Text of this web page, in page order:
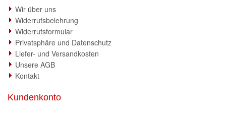
Wir über uns
Widerrufsbelehrung
Widerrufsformular
Privatsphäre und Datenschutz
Liefer- und Versandkosten
Unsere AGB
Kontakt
Kundenkonto